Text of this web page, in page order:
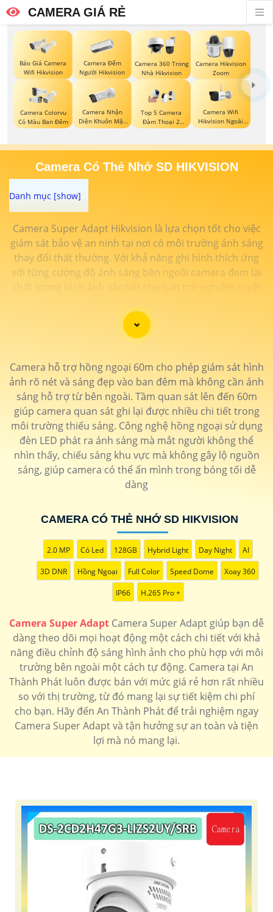
CAMERA GIÁ RẺ
Báo Giá Camera
Wifi Hikvision
Camera Đếm
Người Hikvision
Camera 360 Trong
Nhà Hikvision
Camera Hikvision
Zoom
Camera Colorvu
Có Màu Ban Đêm
Camera Nhận
Diện Khuôn Mặt
Hikvision
Top 5 Camera
Đàm Thoại 2
Chiều
Camera Wifi
Hikvision Ngoài
Trời
Camera Có Thẻ Nhớ SD HIKVISION
Camera Super Adapt Hikvision là lựa chọn tốt cho việc
giám sát bảo vệ an ninh tại nơi có môi trường ánh sáng
thay đổi thất thường. Với khả năng ghi hình thích ứng
với từng cường độ ánh sáng bên ngoài camera đem lại
chất lượng hình ảnh sắc nét cho bạn trải nghiệm tuyệt
'
Camera hỗ trợ hồng ngoại 60m cho phép giám sát hình
ảnh rõ nét và sáng đẹp vào ban đêm mà không cần ánh
sáng hỗ trợ từ bên ngoài. Tầm quan sát lên đến 60m
giúp camera quan sát ghi lại được nhiều chi tiết trong
môi trường thiếu sáng. Công nghệ hồng ngoại sử dụng
đèn LED phát ra ánh sáng mà mắt người không thể
nhìn thấy, chiếu sáng khu vực mà không gây lộ nguồn
sáng, giúp camera có thể ẩn mình trong bóng tối dễ
dàng
CAMERA CÓ THẺ NHỚ SD HIKVISION
2.0 MP Có Led 128GB Hybrid Light Day Night AI
3D DNR Hồng Ngoại Full Color Speed Dome Xoay 360
IP66 H.265 Pro +
Camera Super Adapt Camera Super Adapt giúp bạn dễ
dàng theo dõi mọi hoạt động một cách chi tiết với khả
năng điều chỉnh độ sáng hình ảnh cho phù hợp với môi
trường bên ngoài một cách tự động. Camera tại An
Thành Phát luôn được bán với mức giá rẻ hơn rất nhiều
so với thị trường, từ đó mang lại sự tiết kiệm chi phí
cho bạn. Hãy đến An Thành Phát để trải nghiệm ngay
Camera Super Adapt và tận hưởng sự an toàn và tiện
lợi mà nó mang lại.